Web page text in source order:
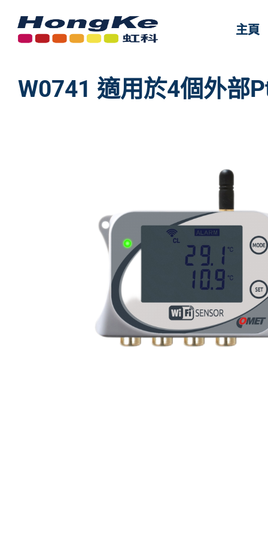
主頁
主頁
W0741 適用於4個外部